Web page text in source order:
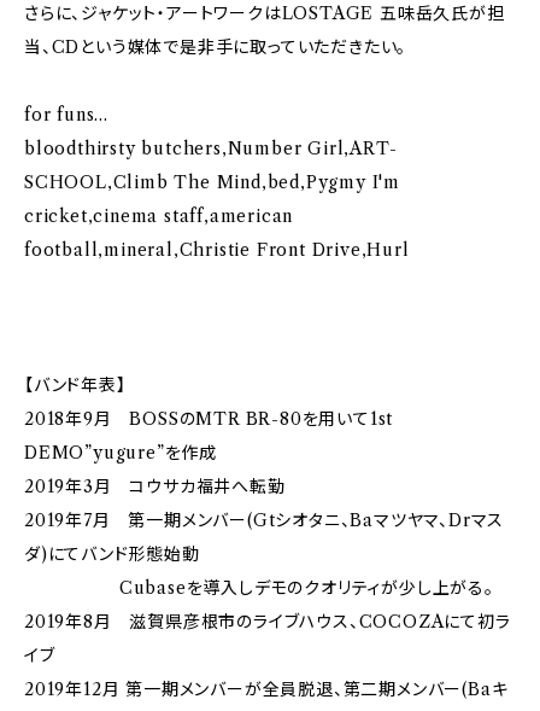
さらに、ジャケット・アートワークはLOSTAGE 五味岳久氏が担
当、CDという媒体で是非手に取っていただきたい。
for funs…
bloodthirsty butchers,Number Girl,ART-
SCHOOL,Climb The Mind,bed,Pygmy I'm
cricket,cinema staff,american
football,mineral,Christie Front Drive,Hurl
【バンド年表】
2018年9月 BOSSのMTR BR-80を用いて1st
DEMO”yugure”を作成
2019年3月 コウサカ福井へ転勤
2019年7月 第一期メンバー(Gtシオタニ、Baマツヤマ、Drマス
ダ)にてバンド形態始動
Cubaseを導入しデモのクオリティが少し上がる。
2019年8月 滋賀県彦根市のライブハウス、COCOZAにて初ラ
イブ
2019年12月 第一期メンバーが全員脱退、第二期メンバー(Baキ